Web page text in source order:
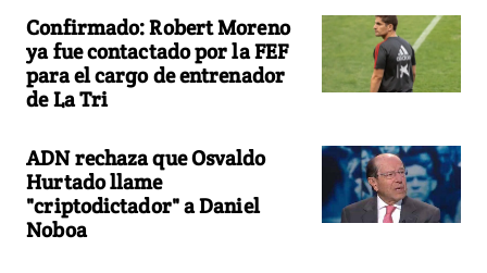
Confirmado: Robert Moreno
ya fue contactado por la FEF
para el cargo de entrenador
de La Tri
ADN rechaza que Osvaldo
Hurtado llame
"criptodictador" a Daniel
Noboa